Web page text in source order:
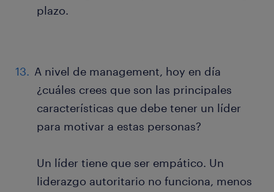
plazo.
A nivel de management, hoy en día
¿cuáles crees que son las principales
características que debe tener un líder
para motivar a estas personas?
Un líder tiene que ser empático. Un
liderazgo autoritario no funciona, menos